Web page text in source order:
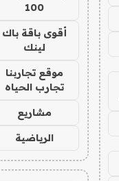
100
أقوى باقة باك
لينك
موقع تجاربنا
تجارب الحياه
مشاريع
الرياضية